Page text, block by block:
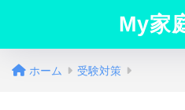
My家
ホーム 受験対策